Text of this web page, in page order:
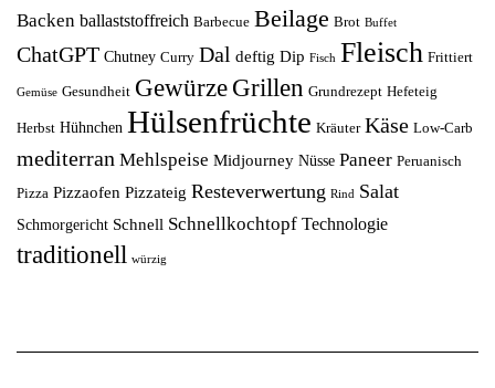
Backen ballaststoffreich Barbecue Beilage Brot Buffet
ChatGPT Chutney Curry Dal deftig Dip Fisch Fleisch Frittiert
Gemüse Gesundheit Gewürze Grillen Grundrezept Hefeteig
Herbst Hühnchen Hülsenfrüchte Kräuter Käse Low-Carb
mediterran Mehlspeise Midjourney Nüsse Paneer Peruanisch
Pizza Pizzaofen Pizzateig Resteverwertung Rind Salat
Schmorgericht Schnell Schnellkochtopf Technologie
traditionell würzig